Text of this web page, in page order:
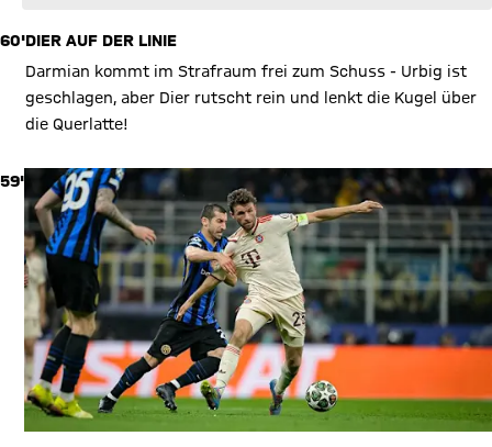
60'DIER AUF DER LINIE
Darmian kommt im Strafraum frei zum Schuss - Urbig ist
geschlagen, aber Dier rutscht rein und lenkt die Kugel über
die Querlatte!
59'